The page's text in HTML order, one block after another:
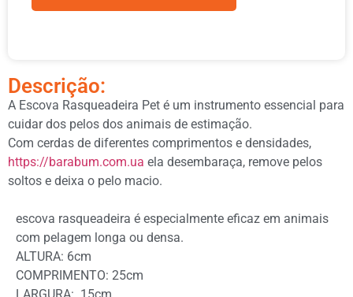
Descrição:
A Escova Rasqueadeira Pet é um instrumento essencial para
cuidar dos pelos dos animais de estimação.
Com cerdas de diferentes comprimentos e densidades,
https://barabum.com.ua ela desembaraça, remove pelos
soltos e deixa o pelo macio.
escova rasqueadeira é especialmente eficaz em animais
com pelagem longa ou densa.
ALTURA: 6cm
COMPRIMENTO: 25cm